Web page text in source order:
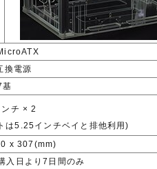
換電源
基
チ × 2
5.25インチベイと排他利用)
x 307(mm)
入日より7日間のみ